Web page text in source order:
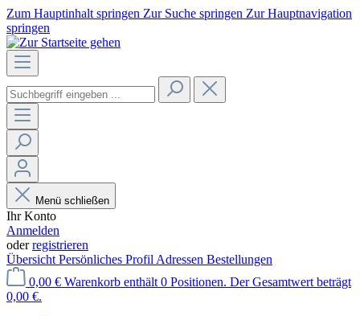
Zum Hauptinhalt springen Zur Suche springen Zur Hauptnavigation
springen
Menü schließen
Ihr Konto
Anmelden
oderregistrieren
Übersicht Persönliches Profil Adressen Bestellungen
0,00 € Warenkorb enthält 0 Positionen. Der Gesamtwert beträgt
0,00 €.